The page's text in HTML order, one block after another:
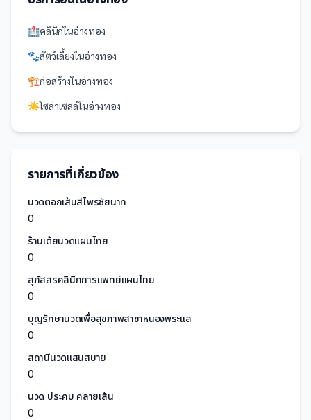
🏥คลินิกในอ่างทอง
🐾สัตว์เลี้ยงในอ่างทอง
🏗️ก่อสร้างในอ่างทอง
☀️โซล่าเซลล์ในอ่างทอง
รายการที่เกี่ยวข้อง
นวดตอกเส้นสีไพรชัยนาท
0
ร้านเต้ยนวดแผนไทย
0
สุภัสสรคลินิกการแพทย์แผนไทย
0
บุญรักษานวดเพื่อสุขภาพสาขาหนองพระแล
0
สถานีนวดแสนสบาย
0
นวด ประคบ คลายเส้น
0